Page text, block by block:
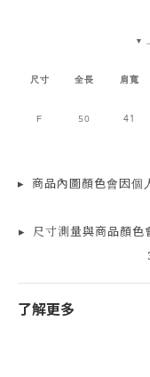
▼
尺寸 全長 肩寬
F 50 41
▸ 商品內圖顏色會因個
▸ 尺寸測量與商品顏色
了解更多